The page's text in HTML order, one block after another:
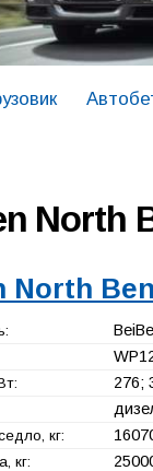
North
North
276;
кг:
кг: